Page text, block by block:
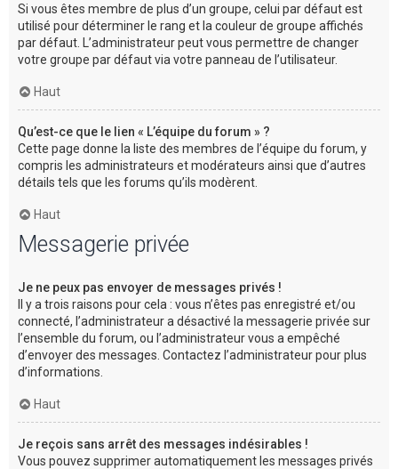
Si vous êtes membre de plus d’un groupe, celui par défaut est
utilisé pour déterminer le rang et la couleur de groupe affichés
par défaut. L’administrateur peut vous permettre de changer
votre groupe par défaut via votre panneau de l’utilisateur.
Haut
Qu’est-ce que le lien « L’équipe du forum » ?
Cette page donne la liste des membres de l’équipe du forum, y
compris les administrateurs et modérateurs ainsi que d’autres
détails tels que les forums qu’ils modèrent.
Haut
Messagerie privée
Je ne peux pas envoyer de messages privés !
Il y a trois raisons pour cela : vous n’êtes pas enregistré et/ou
connecté, l’administrateur a désactivé la messagerie privée sur
l’ensemble du forum, ou l’administrateur vous a empêché
d’envoyer des messages. Contactez l’administrateur pour plus
d’informations.
Haut
Je reçois sans arrêt des messages indésirables !
Vous pouvez supprimer automatiquement les messages privés